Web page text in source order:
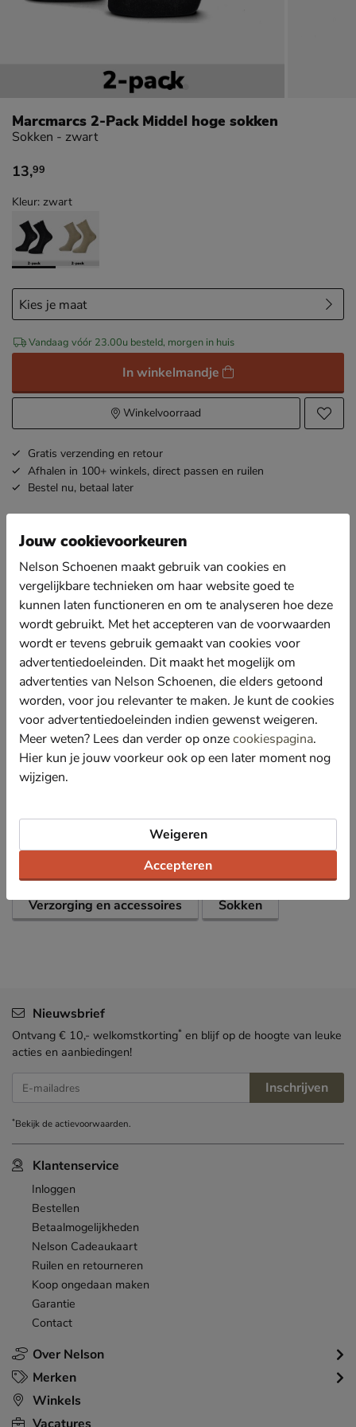
Marcmarcs 2-Pack Middel hoge sokken
Sokken - zwart
€ 13,99
13,99
Kleur: zwart
Vandaag vóór 23.00u besteld, morgen in huis
In winkelmandje
Winkelvoorraad
Gratis verzending en retour
Afhalen in 100+ winkels, direct passen en ruilen
Bestel nu, betaal later
OmschrijvingMarcmarcs 2-Pack Middel hoge
sokken
Artikelnummer 2280100380-10
Marcmarcs 2-Pack dames hoge sokken
2-pack sokken.
Comfortabele sokken met een glitter draad.
Gemaakt van 70% Viscose, 18% polyamide, 10%
polyester, 2% elastaan.
Specificaties
Schoenen
Verzorging en accessoires
Sokken
Over Nelson
Klantenservice
Inloggen
Bestellen
Betaalmogelijkheden
Nelson Cadeaukaart
Ruilen en retourneren
Koop ongedaan maken
Garantie
Contact
Merken
Winkels
Nieuwsbrief
Ontvang € 10,- welkomstkorting* en blijf op de hoogte van leuke
acties en aanbiedingen!
E-mailadres Inschrijven
*Bekijk deactievoorwaarden.
Jouw cookievoorkeuren
Nelson Schoenen maakt gebruik van cookies en
vergelijkbare technieken om haar website goed te
kunnen laten functioneren en om te analyseren hoe deze
wordt gebruikt. Met het accepteren van de voorwaarden
wordt er tevens gebruik gemaakt van cookies voor
advertentiedoeleinden. Dit maakt het mogelijk om
advertenties van Nelson Schoenen, die elders getoond
worden, voor jou relevanter te maken. Je kunt de cookies
voor advertentiedoeleinden indien gewenst weigeren.
Meer weten? Lees dan verder op onzecookiespagina.
Hier kun je jouw voorkeur ook op een later moment nog
wijzigen.
Accepteren
Weigeren